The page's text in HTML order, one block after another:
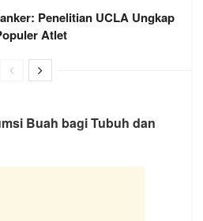
Penelitian UCLA Ungkap
Atlet
Buah bagi Tubuh dan